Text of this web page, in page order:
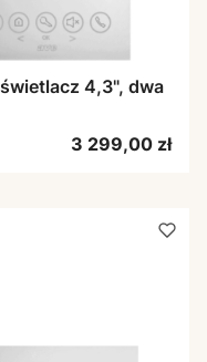
4,3", dwa
Cena
3 299,00 zł